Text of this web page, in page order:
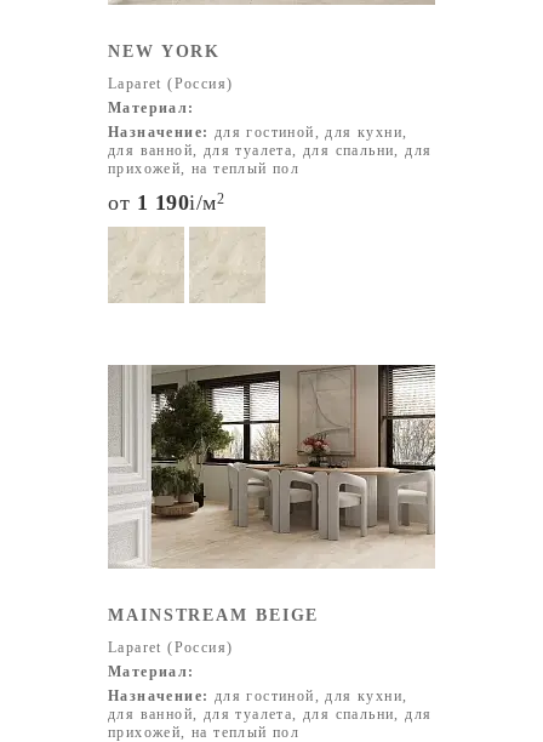
NEW YORK
Laparet (Россия)
Материал:
Назначение: для гостиной, для кухни,
для ванной, для туалета, для спальни, для
прихожей, на теплый пол
от 1 190i/м2
MAINSTREAM BEIGE
Laparet (Россия)
Материал:
Назначение: для гостиной, для кухни,
для ванной, для туалета, для спальни, для
прихожей, на теплый пол